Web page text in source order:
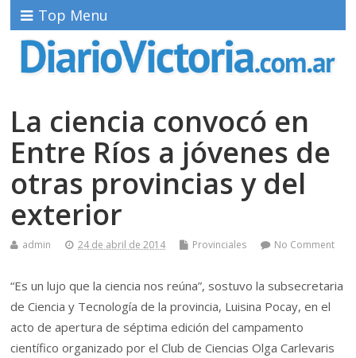
Top Menu
La ciencia convocó en
Entre Ríos a jóvenes de
otras provincias y del
exterior
admin 24 de abril de 2014 Provinciales No Comment
“Es un lujo que la ciencia nos reúna”, sostuvo la subsecretaria
de Ciencia y Tecnología de la provincia, Luisina Pocay, en el
acto de apertura de séptima edición del campamento
científico organizado por el Club de Ciencias Olga Carlevaris